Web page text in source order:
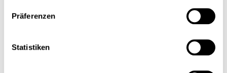
auszuschließen ist. Sie können Ihre Einwilligung jederzeit
über dieCookie-Einstellungen
widerrufen oder ändern.
Präferenzen
Statistiken